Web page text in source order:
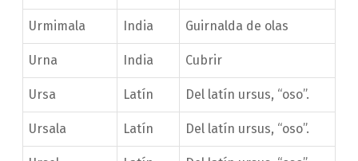
Urmimala India Guirnalda de olas
Urna India Cubrir
Ursa Latín Del latín ursus, “oso”.
Ursala Latín Del latín ursus, “oso”.